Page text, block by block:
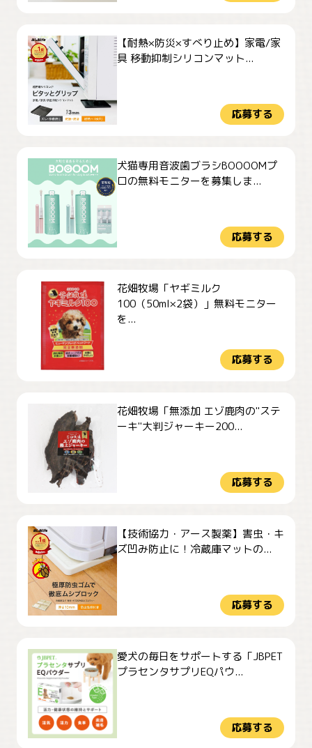
【耐熱×防災×すべり止め】家電/家
具 移動抑制シリコンマット...
応募する
犬猫専用音波歯ブラシBOOOOMプ
ロの無料モニターを募集しま...
応募する
花畑牧場「ヤギミルク
100（50ml×2袋）」無料モニター
を...
応募する
花畑牧場「無添加 エゾ鹿肉の"ステ
ーキ"大判ジャーキー200...
応募する
【技術協力・アース製薬】害虫・キ
ズ凹み防止に！冷蔵庫マットの...
応募する
愛犬の毎日をサポートする「JBPET
プラセンタサプリEQパウ...
応募する